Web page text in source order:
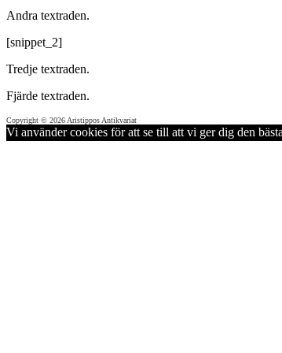
Andra textraden.
[snippet_2]
Tredje textraden.
Fjärde textraden.
Copyright © 2026 Aristippos Antikvariat
Vi använder cookies för att se till att vi ger dig den